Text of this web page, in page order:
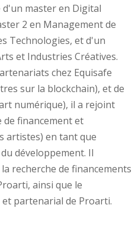
d'un master en Digital
2 en Management de
Technologies, et d'un
et Industries Créatives.
chez Equisafe
sur la blockchain), et de
numérique), il a rejoint
financement et
artistes) en tant que
développement. Il
recherche de financements
ainsi que le
partenarial de Proarti.